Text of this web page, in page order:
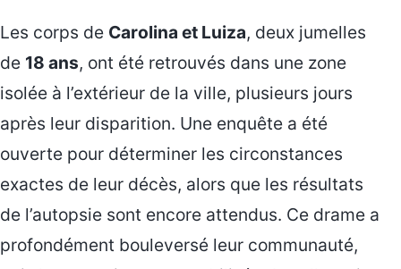
Les corps de Carolina et Luiza, deux jumelles
de 18 ans, ont été retrouvés dans une zone
isolée à l’extérieur de la ville, plusieurs jours
après leur disparition. Une enquête a été
ouverte pour déterminer les circonstances
exactes de leur décès, alors que les résultats
de l’autopsie sont encore attendus. Ce drame a
profondément bouleversé leur communauté,